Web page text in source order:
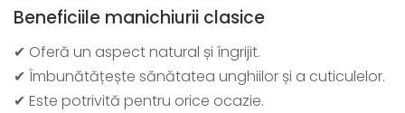
Beneficiile manichiurii clasice
✔ Oferă un aspect natural și îngrijit.
✔ Îmbunătățește sănătatea unghiilor și a cuticulelor.
✔ Este potrivită pentru orice ocazie.